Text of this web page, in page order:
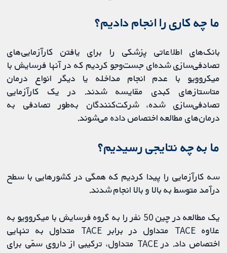
ما چه کاری را انجام دادیم؟
بانک‌های اطلاعاتی پزشکی را برای یافتن کارآزمایی‌های
تصادفی‌سازی شده‌ای جست‌وجو کردیم که در آنها فرسایش با
میکروویو با عدم انجام مداخله یا دیگر انواع درمان
متاستازهای کبدی مقایسه شدند. در یک کارآزمایی
تصادفی‌سازی شده، شرکت‌کنندگان به‌طور تصادفی به
درمان‌های مطالعه اختصاص داده می‌شوند.
ما به چه نتایجی رسیدیم؟
سه کارآزمایی را پیدا کردیم که همگی در کشورهایی با سطح
درآمد متوسط به بالا و بالا انجام شدند.
یک مطالعه در چین 50 نفر را به گروه فرسایش با میکروویو به‌
علاوه TACE متداول در برابر TACE متداول به‌ تنهایی
اختصاص داد. در TACE متداول، ترکیبی از داروی سمّی برای